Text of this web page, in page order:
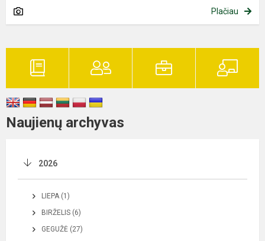
Plačiau
Naujienų archyvas
2026
LIEPA (1)
BIRŽELIS (6)
GEGUŽĖ (27)